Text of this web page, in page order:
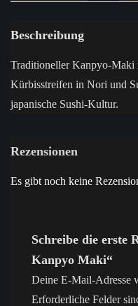
Beschreibung
Traditioneller Kanpyo-Maki
Kürbisstreifen in Nori und
japanische Sushi-Kultur.
Rezensionen
Es gibt noch keine
Schreibe die erste
Kanpyo Maki“
Deine E-Mail-Adresse
Erforderliche Felder